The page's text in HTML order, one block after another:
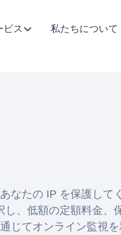
ビス 私たちについて
なたの IP を保護して
、低額の定額料金、
じてオンライン監視を